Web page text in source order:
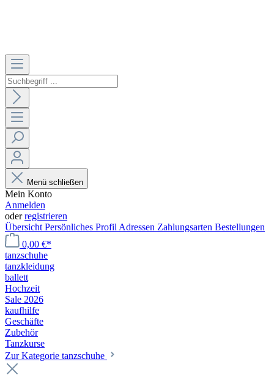
Menü schließen
Mein Konto
Anmelden
oderregistrieren
Übersicht Persönliches Profil Adressen Zahlungsarten Bestellungen
0,00 €*
tanzschuhe
tanzkleidung
ballett
Hochzeit
Sale 2026
kaufhilfe
Geschäfte
Zubehör
Tanzkurse
Zur Kategorie tanzschuhe